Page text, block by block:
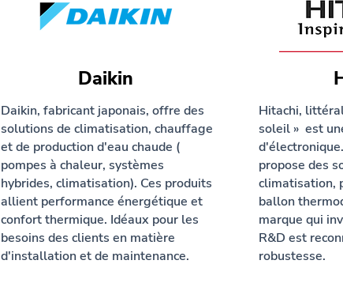
Daikin
Daikin, fabricant japonais, offre des
solutions de climatisation, chauffage
et de production d'eau chaude (
pompes à chaleur, systèmes
hybrides, climatisation). Ces produits
allient performance énergétique et
confort thermique. Idéaux pour les
besoins des clients en matière
d'installation et de maintenance.
Hitachi,
soleil » est
propose des
climatisation,
ballon
marque qui
R&D est
robustesse.